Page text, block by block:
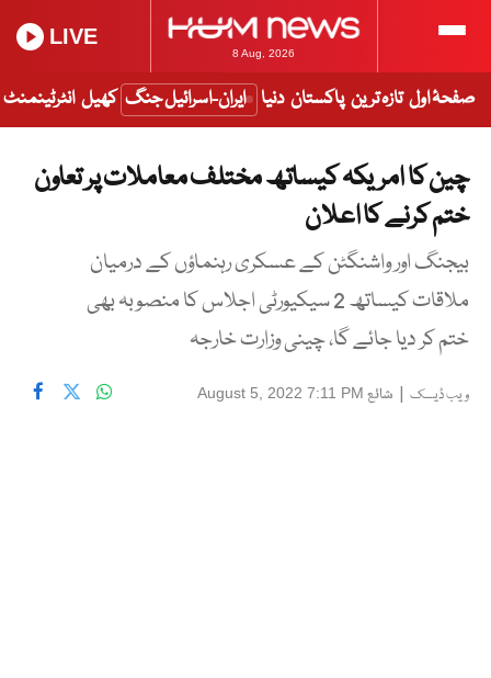
8 Aug, 2026
LIVE
صفحۂ اول تازہ ترین پاکستان دنیا ایران-اسرائیل جنگ کھیل انٹرٹینمنٹ
چین کا امریکہ کیساتھ مختلف معاملات پر تعاون
ختم کرنے کا اعلان
بیجنگ اور واشنگٹن کے عسکری رہنماؤں کے درمیان
ملاقات کیساتھ 2 سیکیورٹی اجلاس کا منصوبہ بھی
ختم کر دیا جائے گا، چینی وزارت خارجہ
ویب ڈیسک | شائع August 5, 2022 7:11 PM